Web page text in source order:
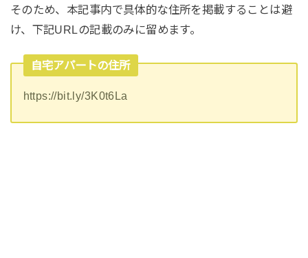
そのため、本記事内で具体的な住所を掲載することは避
け、下記URLの記載のみに留めます。
自宅アパートの住所
https://bit.ly/3K0t6La